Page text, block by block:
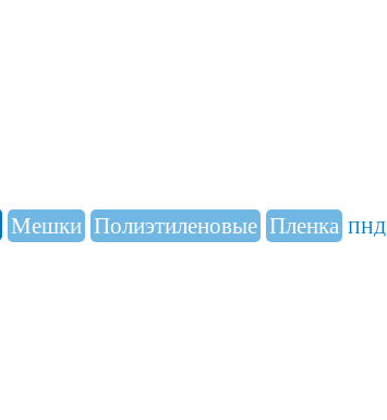
Мешки Полиэтиленовые Пленка ПНД